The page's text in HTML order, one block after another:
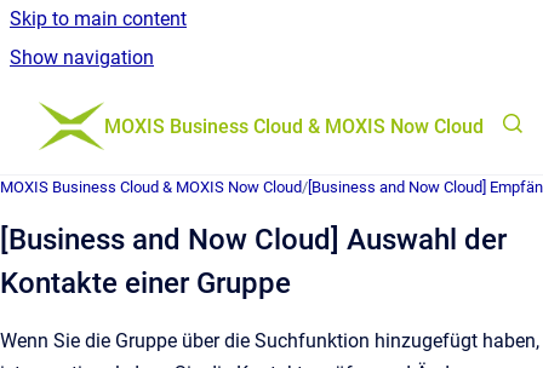
Skip to main content
Show navigation
Go to homepage
MOXIS Business Cloud & MOXIS Now Cloud
MOXIS Business Cloud & MOXIS Now Cloud/ [Business and Now Cloud]
[Business and Now Cloud] Auswahl der
Kontakte einer Gruppe
Wenn Sie die Gruppe über die Suchfunktion hinzugefügt haben,